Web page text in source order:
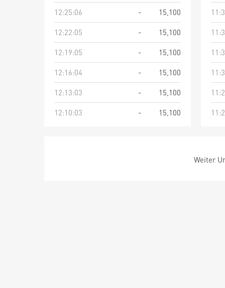
12:25:06
-
15,100
12:22:05
-
15,100
12:19:05
-
15,100
12:16:04
-
15,100
12:13:03
-
15,100
12:10:03
- 15,100
Weiter